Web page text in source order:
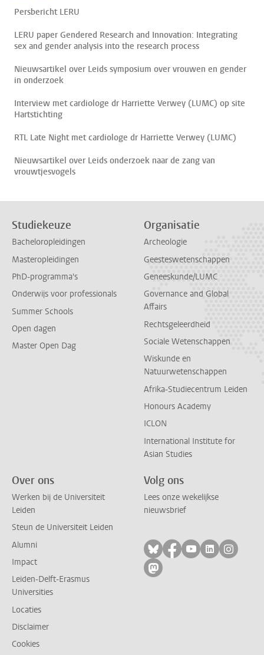
Persbericht LERU
LERU paper Gendered Research and Innovation: Integrating
sex and gender analysis into the research process
Nieuwsartikel over Leids symposium over vrouwen en gender
in onderzoek
Interview met cardiologe dr Harriette Verwey (LUMC) op site
Hartstichting
RTL Late Night met cardiologe dr Harriette Verwey (LUMC)
Nieuwsartikel over Leids onderzoek naar de zang van
vrouwtjesvogels
Studiekeuze
Bacheloropleidingen
Masteropleidingen
PhD-programma's
Onderwijs voor professionals
Summer Schools
Open dagen
Master Open Dag
Organisatie
Archeologie
Geesteswetenschappen
Geneeskunde/LUMC
Governance and Global
Affairs
Rechtsgeleerdheid
Sociale Wetenschappen
Wiskunde en
Natuurwetenschappen
Afrika-Studiecentrum Leiden
Honours Academy
ICLON
International Institute for
Asian Studies
Over ons
Werken bij de Universiteit
Leiden
Steun de Universiteit Leiden
Alumni
Impact
Leiden-Delft-Erasmus
Universities
Locaties
Disclaimer
Cookies
Volg ons
Lees onze wekelijkse
nieuwsbrief
Volg ons op bluesky
Volg ons op
Volg ons op
Volg ons
Volg
Volg ons op mastodon